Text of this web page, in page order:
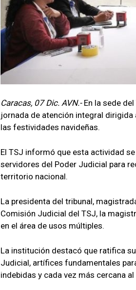
Caracas, 07 Dic. AVN.- En la sede
jornada de atención integral
las festividades navideñas.
El TSJ informó que esta actividad
servidores del Poder Judicial para
territorio nacional.
La presidenta del tribunal,
Comisión Judicial del TSJ, la
en el área de usos múltiples.
La institución destacó que ratifica
Judicial, artífices fundamentales
indebidas y cada vez más cercana al